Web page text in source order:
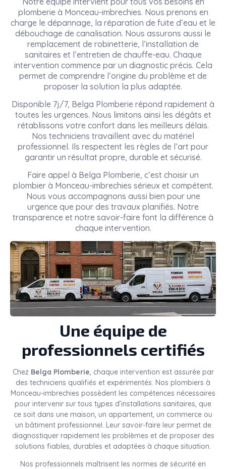
plomberie à Monceau-imbrechies. Nous prenons en
charge le dépannage, la réparation de fuite d’eau et le
débouchage de canalisation. Nous assurons aussi le
remplacement de robinetterie, l’installation de
sanitaires et l’entretien de chauffe-eau. Chaque
intervention commence par un diagnostic précis. Cela
permet de comprendre l’origine du problème et de
proposer la solution la plus adaptée.
Disponible 7j/7, Belga Plomberie répond rapidement à
toutes les urgences. Nous limitons ainsi les dégâts et
rétablissons votre confort dans les meilleurs délais.
Nos techniciens travaillent avec du matériel
professionnel. Ils respectent les règles de l’art pour
garantir un résultat propre, durable et sécurisé.
Faire appel à Belga Plomberie, c’est choisir un
plombier à Monceau-imbrechies sérieux et compétent.
Nous vous accompagnons aussi bien pour une
urgence que pour des travaux planifiés. Notre
transparence et notre savoir-faire font la différence à
chaque intervention.
Une équipe de
professionnels certifiés
Chez Belga Plomberie , chaque intervention est assurée par
des techniciens qualifiés et expérimentés. Nos plombiers à
Monceau-imbrechies possèdent les compétences nécessaires
pour intervenir sur tous types d’installations sanitaires, que
ce soit dans une maison, un appartement, un commerce ou
un bâtiment professionnel. Leur savoir-faire leur permet de
diagnostiquer rapidement les problèmes et de proposer des
solutions fiables, durables et adaptées à chaque situation.
Nos professionnels maîtrisent les normes de sécurité en